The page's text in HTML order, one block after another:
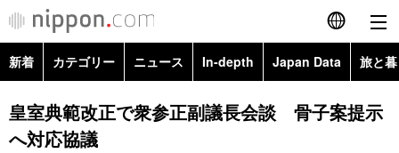
English
简体字
新着 カテゴリー ニュース In-depth Japan Data 旅と
政治・外交
経済・ビジネス
Topics
皇室典範改正で衆参正副議長会談 骨子案提示
へ対応協議